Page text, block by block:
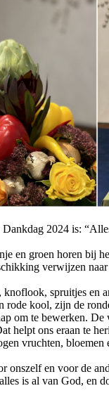
Dankdag 2024 is:
en groen horen bij
verwijzen
knoflook, spruitjes en
rode kool, zijn de
om te bewerken.
helpt ons eraan te
vruchten, bloemen
onszelf en voor de
is al van God, en